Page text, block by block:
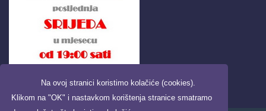
Na ovoj stranici koristimo kolačiće (cookies).
Klikom na "OK" i nastavkom korištenja stranice smatramo